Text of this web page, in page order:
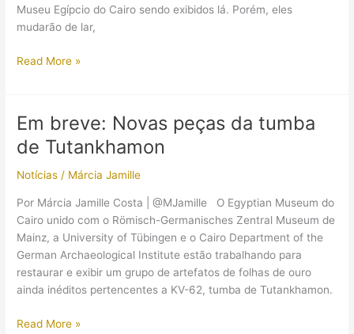
Museu Egípcio do Cairo sendo exibidos lá. Porém, eles
mudarão de lar,
Tutankhamon
no
Museu
do
Cairo
Read More »
Em breve: Novas peças da tumba
de Tutankhamon
Notícias / Márcia Jamille
Por Márcia Jamille Costa | @MJamille O Egyptian Museum do
Cairo unido com o Römisch-Germanisches Zentral Museum de
Mainz, a University of Tübingen e o Cairo Department of the
German Archaeological Institute estão trabalhando para
restaurar e exibir um grupo de artefatos de folhas de ouro
ainda inéditos pertencentes a KV-62, tumba de Tutankhamon.
Em
Read More »